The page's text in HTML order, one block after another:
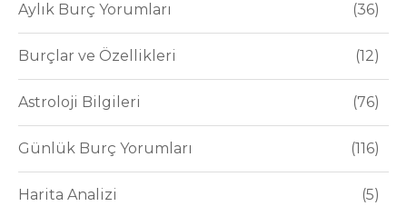
Aylık Burç Yorumları 36
Burçlar ve Özellikleri 12
Astroloji Bilgileri 76
Günlük Burç Yorumları 116
Harita Analizi 5